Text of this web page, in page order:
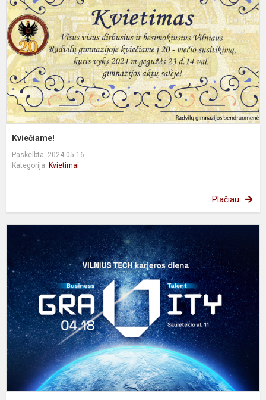
Kviečiame!
Paskelbta: 2024-05-16
Kategorija: Kvietimai
Plačiau